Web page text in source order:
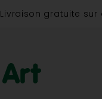
Livraison gratuite